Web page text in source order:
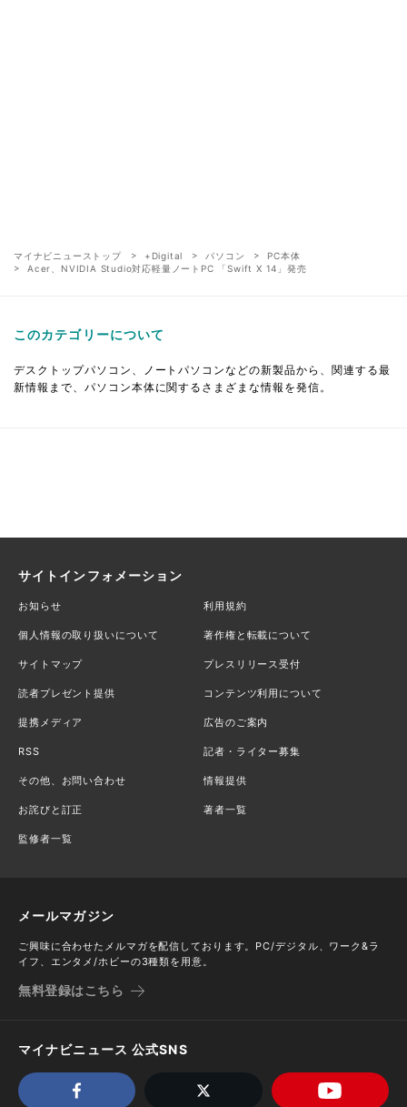
マイナビニューストップ +Digital パソコン
PC本体
Acer、NVIDIA Studio対応軽量ノートPC 「Swift X 14」発売
このカテゴリーについて
デスクトップパソコン、ノートパソコンなどの新製品から、関連する最
新情報まで、パソコン本体に関するさまざまな情報を発信。
サイトインフォメーション
お知らせ 利用規約
個人情報の取り扱いについて 著作権と転載について
サイトマップ プレスリリース受付
読者プレゼント提供 コンテンツ利用について
提携メディア 広告のご案内
RSS 記者・ライター募集
その他、お問い合わせ 情報提供
お詫びと訂正 著者一覧
監修者一覧
メールマガジン
ご興味に合わせたメルマガを配信しております。PC/デジタル、ワーク&ラ
イフ、エンタメ/ホビーの3種類を用意。
無料登録はこちら
マイナビニュース 公式SNS